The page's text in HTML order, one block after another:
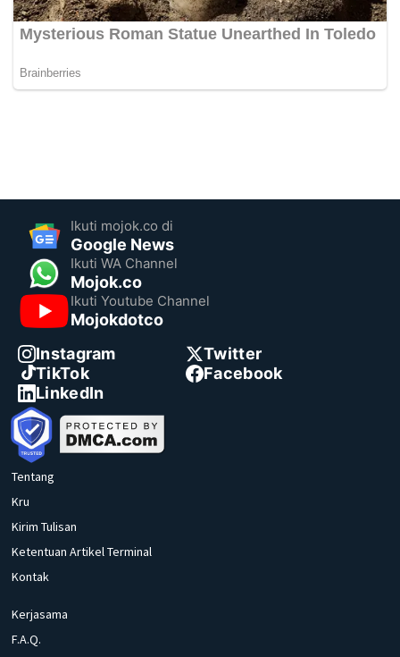
Ikuti mojok.co di
Google News
Ikuti WA Channel
Mojok.co
Ikuti Youtube Channel
Mojokdotco
Instagram
Twitter
TikTok
Facebook
LinkedIn
Tentang
Kru
Kirim Tulisan
Ketentuan Artikel Terminal
Kontak
Kerjasama
F.A.Q.